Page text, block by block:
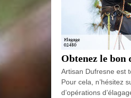
Obtenez le bon
Artisan Dufresne est
Pour cela, n’hésitez
d’opérations